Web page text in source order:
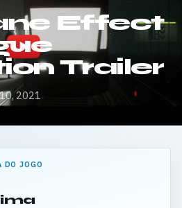
Effect
Trailer
2021
DO JOGO